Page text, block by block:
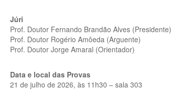
Júri
Prof. Doutor Fernando Brandão Alves (Presidente)
Prof. Doutor Rogério Amôeda (Arguente)
Prof. Doutor Jorge Amaral (Orientador)
Data e local das Provas
21 de julho de 2026, às 11h30 – sala 303